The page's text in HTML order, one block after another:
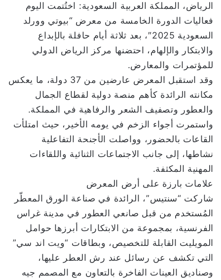
ن
ي
ا
الرياض، المملكة العربية السعودية: اختُتمت اليوم
فعاليات الدورة الخامسة من معرض “بيوتي وورلد
السعودية 2025″، بعد ثلاثة أيام حافلة بالإبداع
والابتكار والإلهام، احتضنها مركز الرياض الدولي
للمؤتمرات والمعارض.
وقد استقبل المعرض عارضين من 37 دولة، ما يعكس
مكانته الرائدة كأهم منصة دولية لقطاع الجمال
والعطور وتصفيف الشعر والرفاهية في المملكة.
واستمرت أجواء الزخم في يومه الأخير، حيث امتلأت
القاعات بالحضور، وواصلت الأجنحة التفاعلية
نشاطها، إلى جانب الاجتماعات الثنائية واللقاءات
المهنية المكثفة.
علامات بارزة على أرض المعرض
شاركت “سنتيس”، الرائدة في صناعة الورق المعطّر
المُستخدم من قبل صانعي العطور في مدينة غراس
الفرنسية، بمجموعة من الابتكارات أبرزها حوامل
المويليت القابلة للتخصيص، وبطاقات “ويت اند سي”
التي تكشف عن رسائل عند رش العطر عليها،
وصناديق العينات الفاخرة بالتعاون مع المصمم جيه